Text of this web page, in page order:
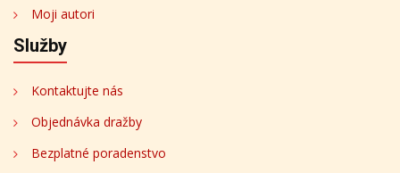
Moji autori
Služby
Kontaktujte nás
Objednávka dražby
Bezplatné poradenstvo